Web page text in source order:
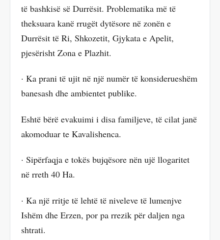
të bashkisë së Durrësit. Problematika më të
theksuara kanë rrugët dytësore në zonën e
Durrësit të Ri, Shkozetit, Gjykata e Apelit,
pjesërisht Zona e Plazhit.
· Ka prani të ujit në një numër të konsiderueshëm
banesash dhe ambientet publike.
Eshtë bërë evakuimi i disa familjeve, të cilat janë
akomoduar te Kavalishenca.
· Sipërfaqja e tokës bujqësore nën ujë llogaritet
në rreth 40 Ha.
· Ka një rritje të lehtë të niveleve të lumenjve
Ishëm dhe Erzen, por pa rrezik për daljen nga
shtrati.